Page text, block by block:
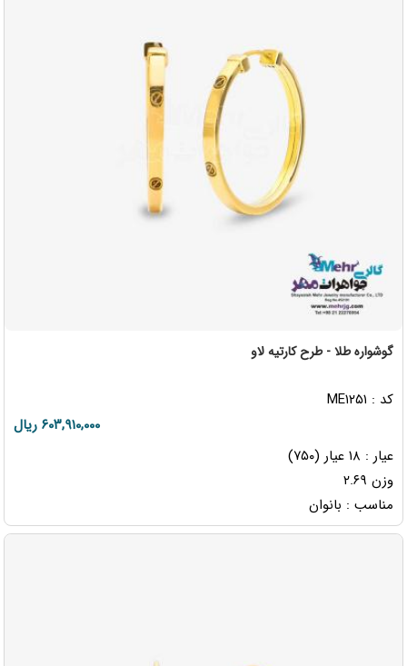
گوشواره طلا - طرح کارتیه لاو
کد : ME۱۲۵۱
۶۰۳,۹۱۰,۰۰۰ ریال
عیار : ۱۸ عیار (۷۵۰)
وزن ۲.۶۹
مناسب : بانوان